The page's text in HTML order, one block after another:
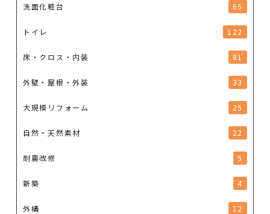
洗面化粧台 65
トイレ 122
床・クロス・内装 81
外壁・屋根・外装 33
大規模リフォーム 25
自然・天然素材 22
耐震改修 5
新築 4
外構 12